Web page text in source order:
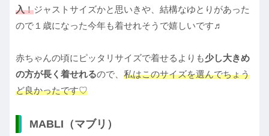
入！ジャストサイズかと思いきや、結構なゆとりがあった
ので１歳になった今年も着せれそうで嬉しいです♬
赤ちゃんの頃にピッタリサイズで着せるよりも少し大きめ
の方が長く着せれるので、 私はこのサイズを選んでちょう
ど良かったです♡
MABLI（マブリ）